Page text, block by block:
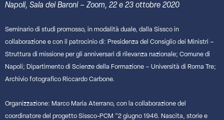
Napoli, Sala dei Baroni – Zoom, 22 e 23 ottobre 2020
Seminario di studi promosso, in modalità duale, dalla Sissco in
collaborazione e con il patrocinio di: Presidenza del Consiglio dei Ministri –
Struttura di missione per gli anniversari di rilevanza nazionale; Comune di
Napoli; Dipartimento di Scienze della Formazione – Università di Roma Tre;
Archivio fotografico Riccardo Carbone.
Organizzazione: Marco Maria Aterrano, con la collaborazione del
coordinatore del progetto Sissco-PCM “2 giugno 1946. Nascita, storie e